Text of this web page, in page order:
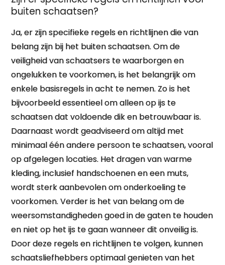
buiten schaatsen?
Ja, er zijn specifieke regels en richtlijnen die van
belang zijn bij het buiten schaatsen. Om de
veiligheid van schaatsers te waarborgen en
ongelukken te voorkomen, is het belangrijk om
enkele basisregels in acht te nemen. Zo is het
bijvoorbeeld essentieel om alleen op ijs te
schaatsen dat voldoende dik en betrouwbaar is.
Daarnaast wordt geadviseerd om altijd met
minimaal één andere persoon te schaatsen, vooral
op afgelegen locaties. Het dragen van warme
kleding, inclusief handschoenen en een muts,
wordt sterk aanbevolen om onderkoeling te
voorkomen. Verder is het van belang om de
weersomstandigheden goed in de gaten te houden
en niet op het ijs te gaan wanneer dit onveilig is.
Door deze regels en richtlijnen te volgen, kunnen
schaatsliefhebbers optimaal genieten van het